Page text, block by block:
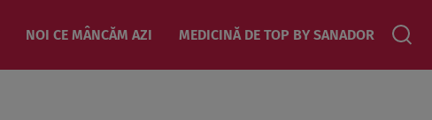
NOI CE MÂNCĂM AZI MEDICINĂ DE TOP BY SANADOR